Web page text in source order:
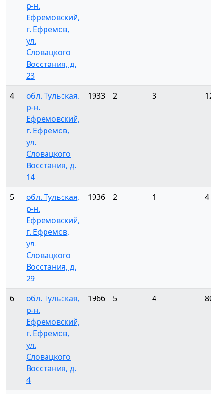
р-н.
Ефремовский,
г. Ефремов,
ул.
Словацкого
Восстания, д.
23
4
обл. Тульская,
р-н.
Ефремовский,
г. Ефремов,
ул.
Словацкого
Восстания, д.
14
1933 2 3 12
5
обл. Тульская,
р-н.
Ефремовский,
г. Ефремов,
ул.
Словацкого
Восстания, д.
29
1936 2 1 4
6
обл. Тульская,
р-н.
Ефремовский,
г. Ефремов,
ул.
Словацкого
Восстания, д.
4
1966 5 4 80